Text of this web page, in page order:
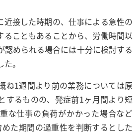
近接した時期の、仕事による急性の
ることもあることから、労働時間以
認められる場合には十分に検討する
。
ね1週間より前の業務については原
するものの、発症前1ヶ月間より短
な仕事の負荷がかかった場合など
た期間の過重性を判断するとした